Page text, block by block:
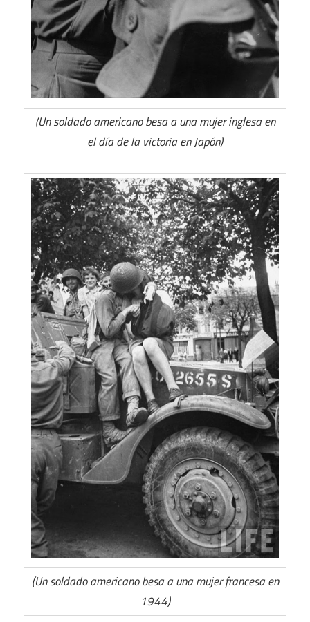
(Un soldado americano besa a una mujer inglesa en
el día de la victoria en Japón)
(Un soldado americano besa a una mujer francesa en
1944)